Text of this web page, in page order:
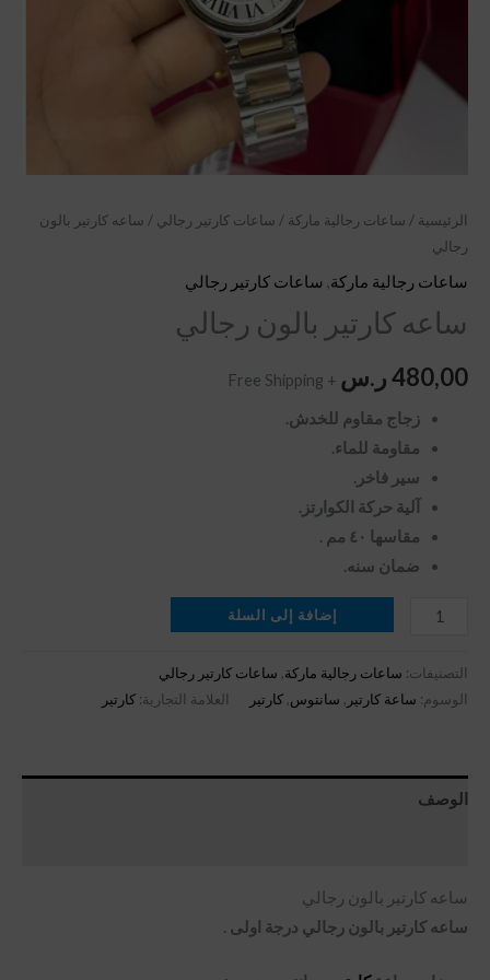
الرئيسية / ساعات رجالية ماركة / ساعات كارتير رجالي / ساعه كارتير بالون
رجالي
ساعات رجالية ماركة ساعات كارتير رجالي
ساعه كارتير بالون رجالي
480,00ر.س + Free Shipping
زجاج مقاوم للخدش.
مقاومة للماء.
سير فاخر.
آلية حركة الكوارتز.
مقاسها ٤٠ مم .
ضمان سنه.
إضافة إلى السلة
التصنيفات: ساعات رجالية ماركة ساعات كارتير رجالي
الوسوم: ساعة كارتير سانتوس كارتير العلامة التجارية: كارتير
الوصف
ساعه كارتير بالون رجالي
ساعه كارتير بالون رجالي درجة اولى .